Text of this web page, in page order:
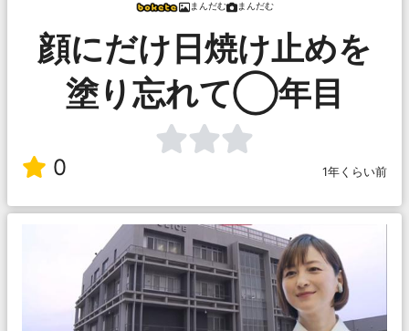
まんだむ まんだむ
顔にだけ日焼け止めを
塗り忘れて◯年目
0 1年くらい前